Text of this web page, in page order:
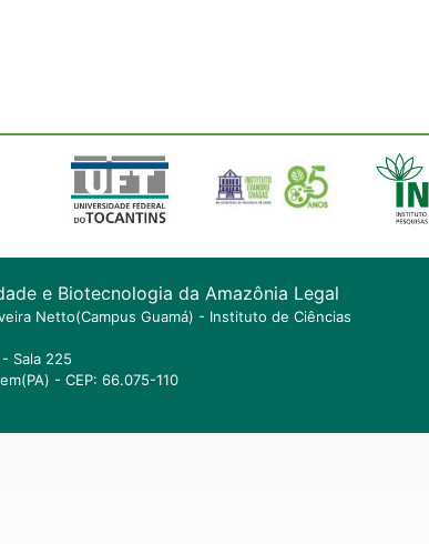
e Biotecnologia da Amazônia Legal
Netto(Campus Guamá) - Instituto de Ciências
Sala 225
- CEP: 66.075-110